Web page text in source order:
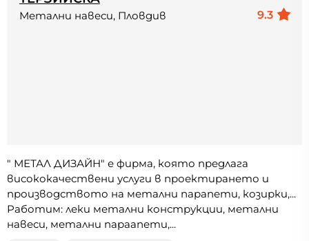
9.3
Метални навеси, Пловдив
" МЕТАЛ ДИЗАЙН" е фирма, която предлага
висококачествени услуги в проектирането и
производството на метални парапети, козирки,...
Работим: леки метални конструкции, метални
навеси, метални параапети,...